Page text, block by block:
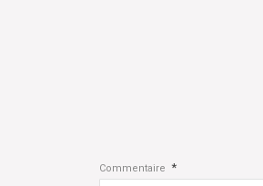
Commentaire *